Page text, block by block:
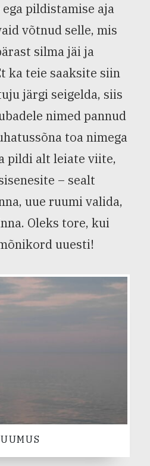
pildistamise aja
võtnud selle, mis
silma jäi ja
ka teie saaksite siin
järgi seigelda, siis
nimed pannud
toa nimega
pildi alt leiate viite,
– sealt
uue ruumi valida,
Oleks tore, kui
uuesti!